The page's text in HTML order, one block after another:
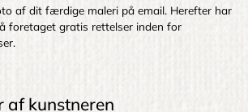
af dit færdige maleri på email. Herefter har
foretaget gratis rettelser inden for
kunstneren